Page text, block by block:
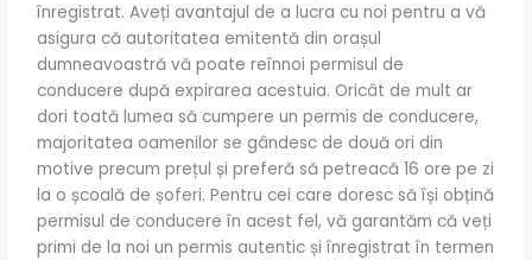
înregistrat. Aveți avantajul de a lucra cu noi pentru a vă
asigura că autoritatea emitentă din orașul
dumneavoastră vă poate reînnoi permisul de
conducere după expirarea acestuia. Oricât de mult ar
dori toată lumea să cumpere un permis de conducere,
majoritatea oamenilor se gândesc de două ori din
motive precum prețul și preferă să petreacă 16 ore pe zi
la o școală de șoferi. Pentru cei care doresc să își obțină
permisul de conducere în acest fel, vă garantăm că veți
primi de la noi un permis autentic și înregistrat în termen